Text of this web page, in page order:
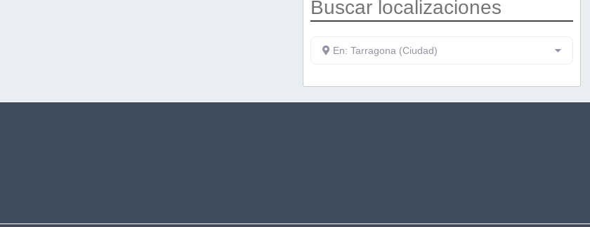
Buscar localizaciones
En: Tarragona (Ciudad)